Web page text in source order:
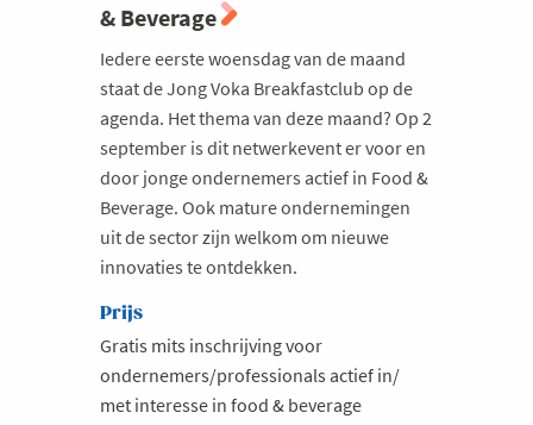
& Beverage
Iedere eerste woensdag van de maand
staat de Jong Voka Breakfastclub op de
agenda. Het thema van deze maand? Op 2
september is dit netwerkevent er voor en
door jonge ondernemers actief in Food &
Beverage. Ook mature ondernemingen
uit de sector zijn welkom om nieuwe
innovaties te ontdekken.
Prijs
Gratis mits inschrijving voor
ondernemers/professionals actief in/
met interesse in food & beverage